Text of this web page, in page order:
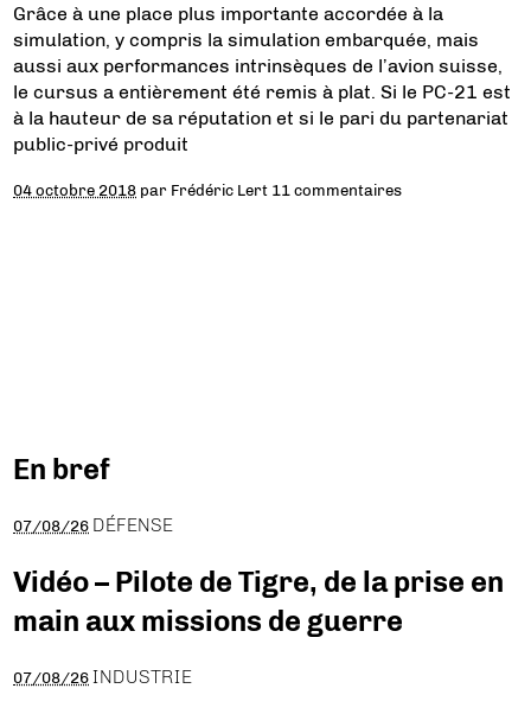
Grâce à une place plus importante accordée à la
simulation, y compris la simulation embarquée, mais
aussi aux performances intrinsèques de l’avion suisse,
le cursus a entièrement été remis à plat. Si le PC-21 est
à la hauteur de sa réputation et si le pari du partenariat
public-privé produit
04 octobre 2018 par Frédéric Lert 11 commentaires
En bref
07/08/26 DÉFENSE
Vidéo – Pilote de Tigre, de la prise en
main aux missions de guerre
07/08/26 INDUSTRIE